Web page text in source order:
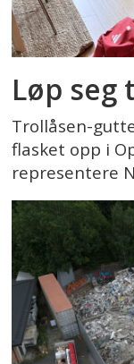
Løp seg
Trollåsen-
flasket opp i
representere